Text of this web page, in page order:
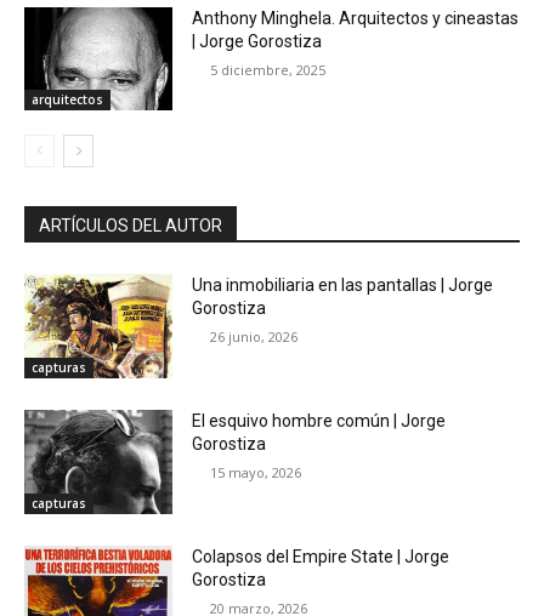
arquitectos
Anthony Minghela. Arquitectos y cineastas
| Jorge Gorostiza
5 diciembre, 2025
ARTÍCULOS DEL AUTOR
capturas
Una inmobiliaria en las pantallas | Jorge
Gorostiza
26 junio, 2026
capturas
El esquivo hombre común | Jorge
Gorostiza
15 mayo, 2026
Colapsos del Empire State | Jorge
Gorostiza
20 marzo, 2026